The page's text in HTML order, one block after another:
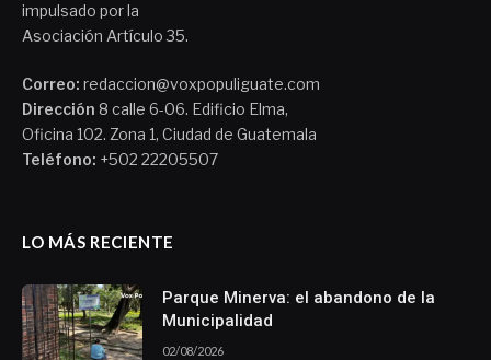
impulsado por la
Asociación Artículo 35.
Correo: redaccion@voxpopuliguate.com
Dirección 8 calle 6-06. Edificio Elma,
Oficina 102. Zona 1, Ciudad de Guatemala
Teléfono: +502 22205507
LO MÁS RECIENTE
Parque Minerva: el abandono de la
Municipalidad
02/08/2026